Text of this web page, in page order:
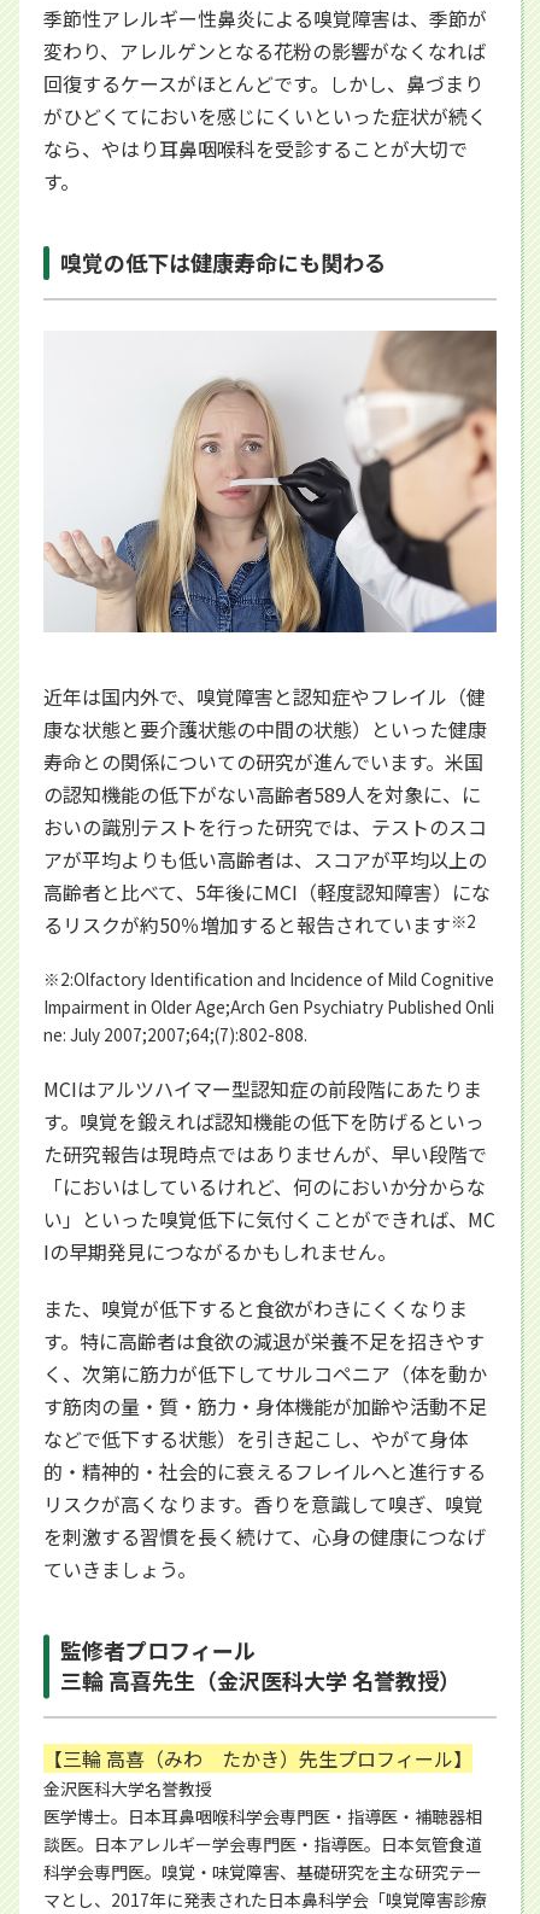
季節性アレルギー性鼻炎による嗅覚障害は、季節が
変わり、アレルゲンとなる花粉の影響がなくなれば
回復するケースがほとんどです。しかし、鼻づまり
がひどくてにおいを感じにくいといった症状が続く
なら、やはり耳鼻咽喉科を受診することが大切で
す。
嗅覚の低下は健康寿命にも関わる
近年は国内外で、嗅覚障害と認知症やフレイル（健
康な状態と要介護状態の中間の状態）といった健康
寿命との関係についての研究が進んでいます。米国
の認知機能の低下がない高齢者589人を対象に、に
おいの識別テストを行った研究では、テストのスコ
アが平均よりも低い高齢者は、スコアが平均以上の
高齢者と比べて、5年後にMCI（軽度認知障害）にな
るリスクが約50％増加すると報告されています※2
※2:Olfactory Identification and Incidence of Mild Cognitive
Impairment in Older Age;Arch Gen Psychiatry Published Onli
ne: July 2007;2007;64;(7):802-808.
MCIはアルツハイマー型認知症の前段階にあたりま
す。嗅覚を鍛えれば認知機能の低下を防げるといっ
た研究報告は現時点ではありませんが、早い段階で
「においはしているけれど、何のにおいか分からな
い」といった嗅覚低下に気付くことができれば、MC
Iの早期発見につながるかもしれません。
また、嗅覚が低下すると食欲がわきにくくなりま
す。特に高齢者は食欲の減退が栄養不足を招きやす
く、次第に筋力が低下してサルコペニア（体を動か
す筋肉の量・質・筋力・身体機能が加齢や活動不足
などで低下する状態）を引き起こし、やがて身体
的・精神的・社会的に衰えるフレイルへと進行する
リスクが高くなります。香りを意識して嗅ぎ、嗅覚
を刺激する習慣を長く続けて、心身の健康につなげ
ていきましょう。
監修者プロフィール
三輪 高喜先生（金沢医科大学 名誉教授）
【三輪 高喜（みわ たかき）先生プロフィール】
金沢医科大学名誉教授
医学博士。日本耳鼻咽喉科学会専門医・指導医・補聴器相
談医。日本アレルギー学会専門医・指導医。日本気管食道
科学会専門医。嗅覚・味覚障害、基礎研究を主な研究テー
マとし、2017年に発表された日本鼻科学会「嗅覚障害診療